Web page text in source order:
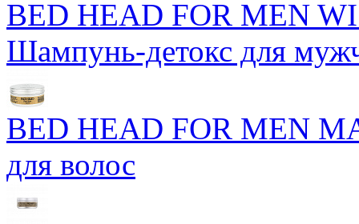
BED HEAD FOR MEN
Шампунь-детокс для
BED HEAD FOR MEN
для волос